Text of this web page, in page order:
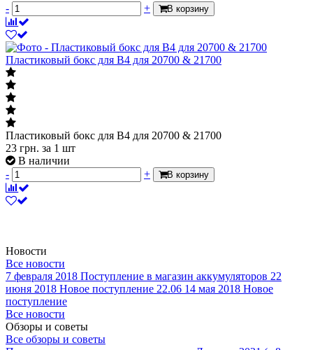
Силіконовий чохол для 1*18650 (білий)
18грн.за 1 шт
В наличии
-
+ В корзину
Пластиковый бокс для B4 для 20700 & 21700
Пластиковый бокс для B4 для 20700 & 21700
23грн.за 1 шт
В наличии
Новости
Все новости
7 февраля 2018
июня 2018 Новое поступление 22.06
поступление